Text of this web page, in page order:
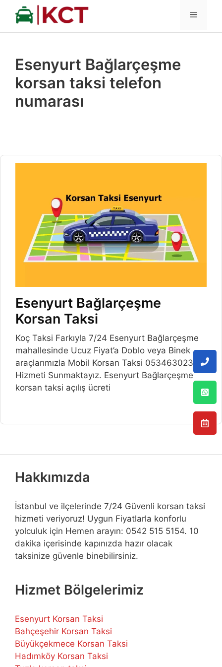
İçeriğe
MENÜ
Esenyurt Bağlarçeşme
korsan taksi telefon
numarası
Esenyurt Bağlarçeşme
Korsan Taksi
Koç Taksi Farkıyla 7/24 Esenyurt Bağlarçeşme
mahallesinde Ucuz Fiyat’a Doblo veya Binek
araçlarımızla Mobil Korsan Taksi 05346302375
Hizmeti Sunmaktayız. Esenyurt Bağlarçeşme
korsan taksi açılış ücreti
Hakkımızda
İstanbul ve ilçelerinde 7/24 Güvenli korsan taksi
hizmeti veriyoruz! Uygun Fiyatlarla konforlu
yolculuk için Hemen arayın: 0542 515 5154. 10
dakika içerisinde kapınızda hazır olacak
taksinize güvenle binebilirsiniz.
Hizmet Bölgelerimiz
Esenyurt Korsan Taksi
Bahçeşehir Korsan Taksi
Büyükçekmece Korsan Taksi
Hadımköy Korsan Taksi